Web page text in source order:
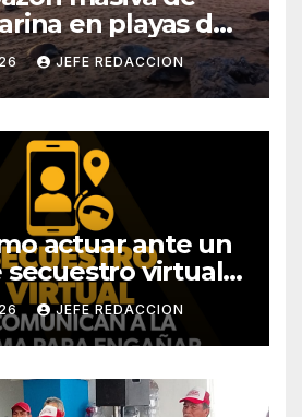
en playas de
JEFE REDACCION
actuar ante un
virtual?
para evitarlo
JEFE REDACCION